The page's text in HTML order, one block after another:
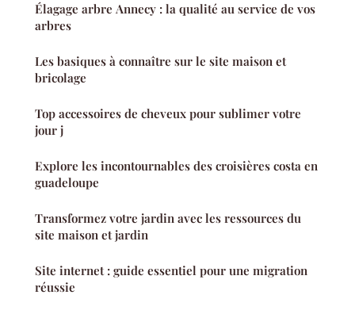
Élagage arbre Annecy : la qualité au service de vos
arbres
Les basiques à connaître sur le site maison et
bricolage
Top accessoires de cheveux pour sublimer votre
jour j
Explore les incontournables des croisières costa en
guadeloupe
Transformez votre jardin avec les ressources du
site maison et jardin
Site internet : guide essentiel pour une migration
réussie